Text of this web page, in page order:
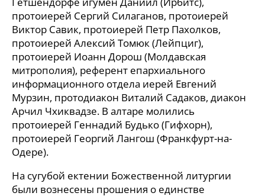
протоиерей Сергий Силаганов, протоиерей
Виктор Савик, протоиерей Петр Пахолков,
протоиерей Алексий Томюк (Лейпциг),
протоиерей Иоанн Дорош (Молдавская
митрополия), референт епархиального
информационного отдела иерей Евгений
Мурзин, протодиакон Виталий Садаков, диакон
Арчил Чхиквадзе. В алтаре молились
протоиерей Геннадий Будько (Гифхорн),
протоиерей Георгий Лангош (Франкфурт-на-
Одере).
На сугубой ектении Божественной литургии
были вознесены прошения о единстве